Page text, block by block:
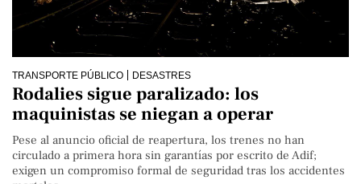
TRANSPORTE PÚBLICO DESASTRES
Rodalies sigue paralizado: los
maquinistas se niegan a operar
Pese al anuncio oficial de reapertura, los trenes no han
circulado a primera hora sin garantías por escrito de Adif;
exigen un compromiso formal de seguridad tras los accidentes